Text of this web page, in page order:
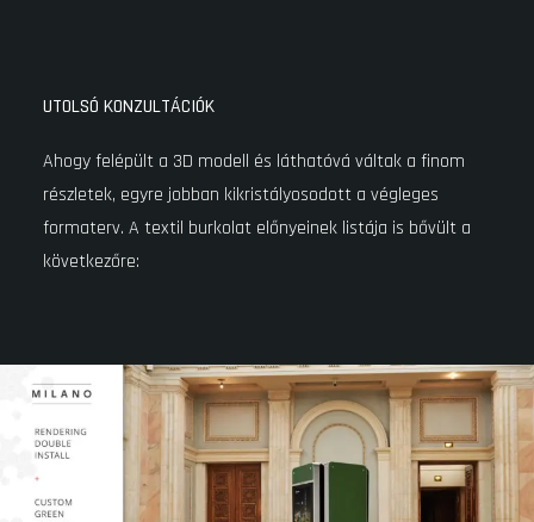
UTOLSÓ KONZULTÁCIÓK
Ahogy felépült a 3D modell és láthatóvá váltak a finom
részletek, egyre jobban kikristályosodott a végleges
formaterv. A textil burkolat előnyeinek listája is bővült a
következőre: